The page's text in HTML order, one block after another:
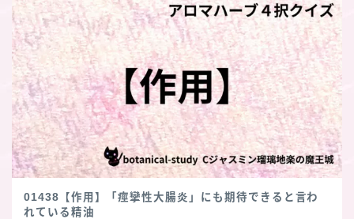
01438【作用】「痙攣性大腸炎」にも期待できると言わ
れている精油